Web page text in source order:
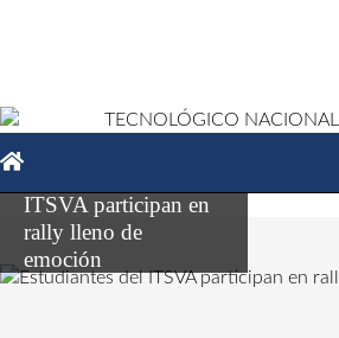
ITSVA participan en
rally lleno de
emoción